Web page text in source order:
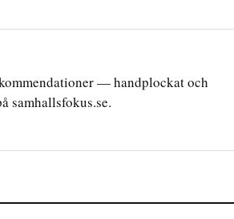
— handplockat och
samhallsfokus.se.